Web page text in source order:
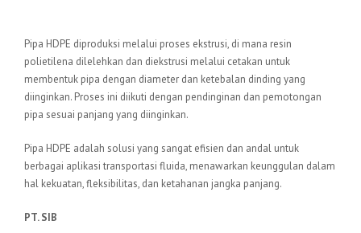
Pipa HDPE diproduksi melalui proses ekstrusi, di mana resin
polietilena dilelehkan dan diekstrusi melalui cetakan untuk
membentuk pipa dengan diameter dan ketebalan dinding yang
diinginkan. Proses ini diikuti dengan pendinginan dan pemotongan
pipa sesuai panjang yang diinginkan.
Pipa HDPE adalah solusi yang sangat efisien dan andal untuk
berbagai aplikasi transportasi fluida, menawarkan keunggulan dalam
hal kekuatan, fleksibilitas, dan ketahanan jangka panjang.
PT. SIB